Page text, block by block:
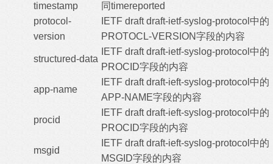
timestamp
同timereported
protocol-
version
IETF draft draft-ietf-syslog-protocol中的
PROTOCL-VERSION字段的内容
structured-data
IETF draft draft-ietf-syslog-protocol中的
PROCID字段的内容
app-name
IETF draft draft-ieft-syslog-protocol中的
APP-NAME字段的内容
procid
IETF draft draft-ieft-syslog-protocol中的
PROCID字段的内容
msgid
IETF draft draft-ieft-syslog-protocol中的
MSGID字段的内容